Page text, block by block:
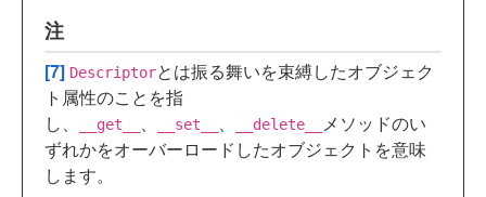
注
[7] Descriptorとは振る舞いを束縛したオブジェク
ト属性のことを指
し、
__get__ 、 __set__ 、 __delete__
メソッドのい
ずれかをオーバーロードしたオブジェクトを意味
します。